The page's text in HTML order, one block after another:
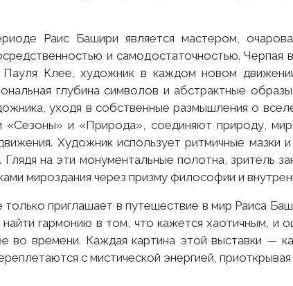
Раис Башири является мастером,
и самодостаточностью.
Клее, художник в каждом новом
глубина символов и абстрактные
уходя в собственные размышления о
и «Природа», соединяют природу,
Художник использует ритмичные мазки
на эти монументальные полотна, зритель
мироздания через призму философии и
только приглашает в путешествие в мир Раиса
гармонию в том, что кажется хаотичным, и
времени. Каждая картина этой выставки —
с мистической энергией,